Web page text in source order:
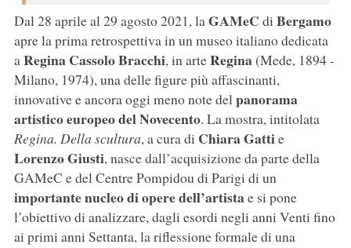
Dal 28 aprile al 29 agosto 2021, laGAMeC di Bergamo
apre la prima retrospettiva in un museo italiano dedicata
aRegina Cassolo Bracchi, in arteRegina(Mede, 1894 -
Milano, 1974), una delle figure più affascinanti,
innovative e ancora oggi meno note delpanorama
artistico europeo del Novecento. La mostra, intitolata
Regina. Della scultura, a cura di Chiara Gattie
Lorenzo Giusti, nasce dall’acquisizione da parte della
GAMeC e del Centre Pompidou di Parigi di un
importante nucleo di opere dell’artistae si pone
l’obiettivo di analizzare, dagli esordi negli anni Venti fino
ai primi anni Settanta, la riflessione formale di una